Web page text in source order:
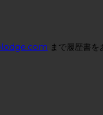
まで履歴書を